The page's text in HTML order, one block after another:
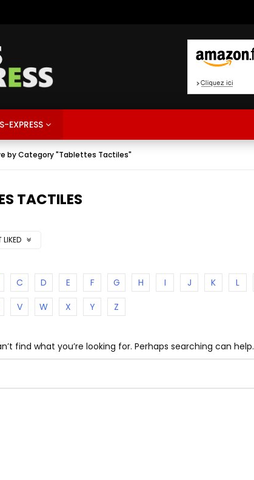
EXPRESS
by Category "Tablettes Tactiles"
TACTILES
LIKED
C D E F G H I J K L
V W X Y Z
find what you’re looking for. Perhaps searching can help.